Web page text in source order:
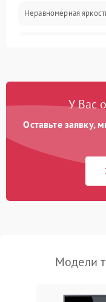
Программное
Сеть и подключения
Аудио
Сетевая
Неравномерная
У Вас
Оставьте заявку,
Модели